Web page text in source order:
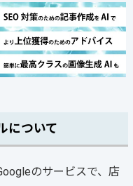
について
のサービスで、店